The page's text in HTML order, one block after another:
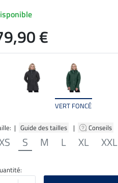
VERT FONCÉ
| Guide des tailles | Conseils
S M L XL XXL
€